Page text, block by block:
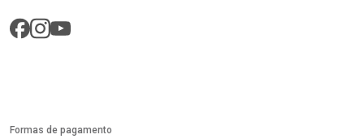
Formas de pagamento